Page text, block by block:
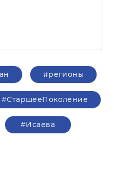
#регионы
#СтаршееПоколение
#Исаева